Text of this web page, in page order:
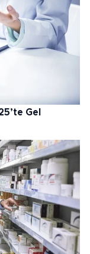
Gel